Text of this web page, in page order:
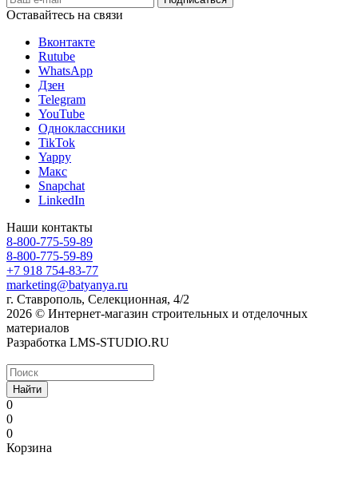
Оставайтесь на связи
Вконтакте
Rutube
WhatsApp
Дзен
Telegram
YouTube
Одноклассники
TikTok
Yappy
Макс
Snapchat
LinkedIn
Наши контакты
8-800-775-59-89
8-800-775-59-89
+7 918 754-83-77
marketing@batyanya.ru
г. Ставрополь, Селекционная, 4/2
2026 © Интернет-магазин строительных и отделочных
материалов
Разработка LMS-STUDIO.RU
Найти
0
0
0
Корзина